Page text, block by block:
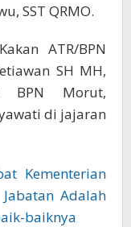
SST QRMO.
ATR/BPN
SH MH,
BPN Morut,
di jajaran
Kementerian
Adalah
baiknya